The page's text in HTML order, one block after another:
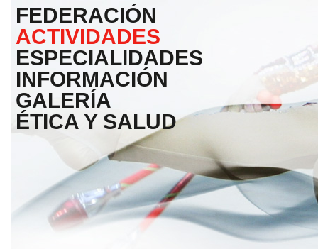
FEDERACIÓN
ACTIVIDADES
ESPECIALIDADES
INFORMACIÓN
GALERÍA
ÉTICA Y SALUD